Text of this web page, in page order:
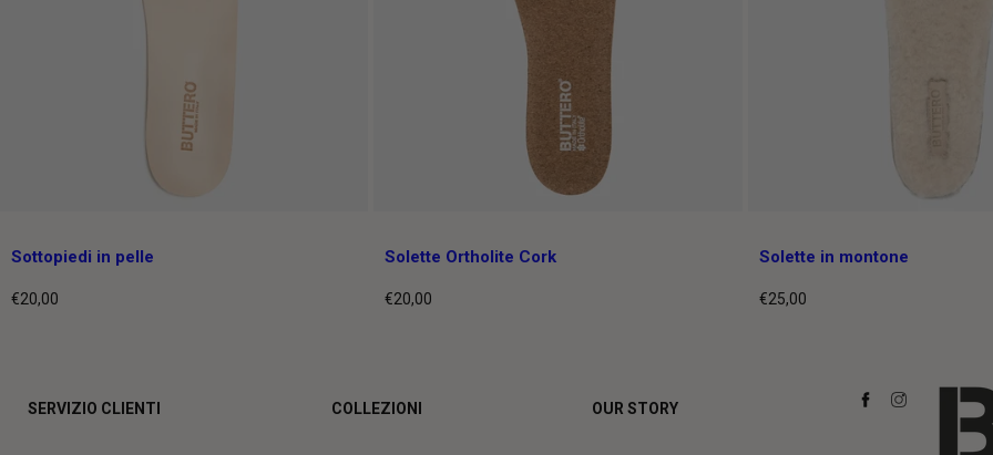
Sottopiedi in pelle
€20,00
Solette Ortholite Cork
€20,00
Solette in montone
€25,00
SERVIZIO CLIENTI COLLEZIONI OUR STORY